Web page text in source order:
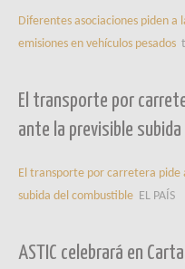
Diferentes asociaciones piden a
emisiones en vehículos pesados
El transporte por
ante la previsible subida
El transporte por carretera pide
subida del combustible EL PAÍS
ASTIC celebrará en